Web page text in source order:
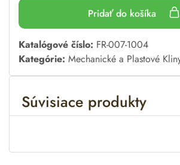
Pridať do košíka
A
l
t
n
Katalógové číslo: FR-007-1004
Kategórie: Mechanické a Plastové
Súvisiace produkty